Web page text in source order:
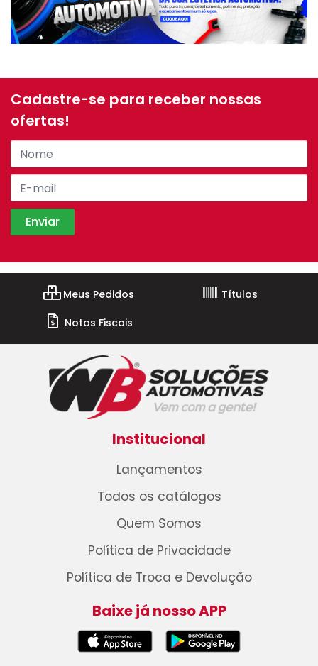
Cadastre-se para receber nossas
ofertas!
Meus Pedidos
Títulos
Notas Fiscais
Institucional
Lançamentos
Todos os catálogos
Quem Somos
Política de Privacidade
Política de Troca e Devolução
Baixe já nosso APP